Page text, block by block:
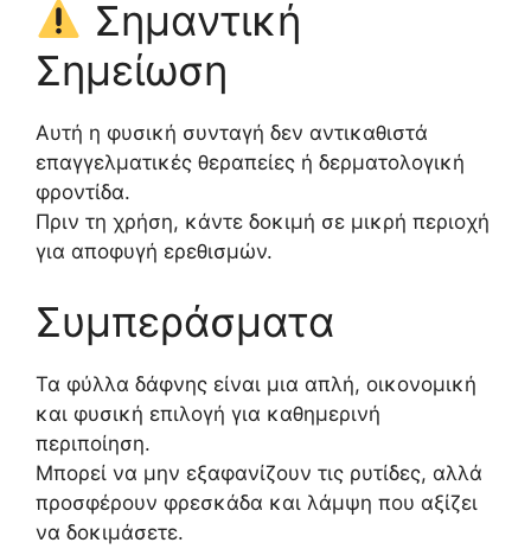
Σημαντική
Σημείωση
Αυτή η φυσική συνταγή δεν αντικαθιστά
επαγγελματικές θεραπείες ή δερματολογική
φροντίδα.
Πριν τη χρήση, κάντε δοκιμή σε μικρή περιοχή
για αποφυγή ερεθισμών.
Συμπεράσματα
Τα φύλλα δάφνης είναι μια απλή, οικονομική
και φυσική επιλογή για καθημερινή
περιποίηση.
Μπορεί να μην εξαφανίζουν τις ρυτίδες, αλλά
προσφέρουν φρεσκάδα και λάμψη που αξίζει
να δοκιμάσετε.